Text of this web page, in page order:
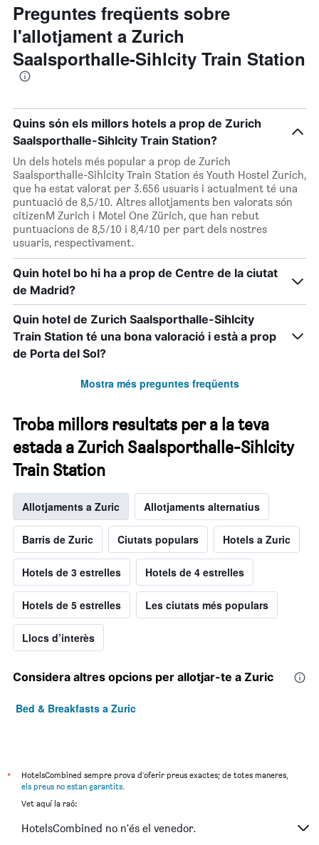
Preguntes freqüents sobre
l'allotjament a Zurich
Saalsporthalle-Sihlcity Train Station
Quins són els millors hotels a prop de Zurich
Saalsporthalle-Sihlcity Train Station?
Un dels hotels més popular a prop de Zurich
Saalsporthalle-Sihlcity Train Station és Youth Hostel Zurich,
que ha estat valorat per 3.656 usuaris i actualment té una
puntuació de 8,5/10. Altres allotjaments ben valorats són
citizenM Zurich i Motel One Zürich, que han rebut
puntuacions de 8,5/10 i 8,4/10 per part dels nostres
usuaris, respectivament.
Quin hotel bo hi ha a prop de Centre de la ciutat
de Madrid?
Quin hotel de Zurich Saalsporthalle-Sihlcity
Train Station té una bona valoració i està a prop
de Porta del Sol?
Mostra més preguntes freqüents
Troba millors resultats per a la teva
estada a Zurich Saalsporthalle-Sihlcity
Train Station
Allotjaments a Zuric Allotjaments alternatius
Barris de Zuric Ciutats populars Hotels a Zuric
Hotels de 3 estrelles Hotels de 4 estrelles
Hotels de 5 estrelles Les ciutats més populars
Llocs d’interès
Considera altres opcions per allotjar-te a Zuric
Bed & Breakfasts a Zuric
*
HotelsCombined sempre prova d'oferir preus exactes; de totes maneres,
els preus no estan garantits.
Vet aquí la raó:
HotelsCombined no n'és el venedor.